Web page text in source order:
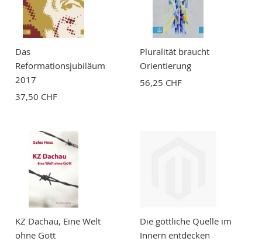
Bewertung
Das
Reformationsjubiläum
2017
37,50 CHF
Pluralität braucht
Orientierung
56,25 CHF
KZ Dachau, Eine Welt
ohne Gott
Die göttliche Quelle im
Innern entdecken